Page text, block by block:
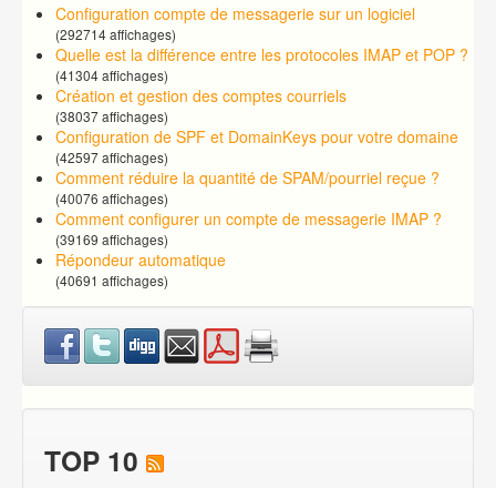
Configuration compte de messagerie sur un logiciel
(292714 affichages)
Quelle est la différence entre les protocoles IMAP et POP ?
(41304 affichages)
Création et gestion des comptes courriels
(38037 affichages)
Configuration de SPF et DomainKeys pour votre domaine
(42597 affichages)
Comment réduire la quantité de SPAM/pourriel reçue ?
(40076 affichages)
Comment configurer un compte de messagerie IMAP ?
(39169 affichages)
Répondeur automatique
(40691 affichages)
TOP 10